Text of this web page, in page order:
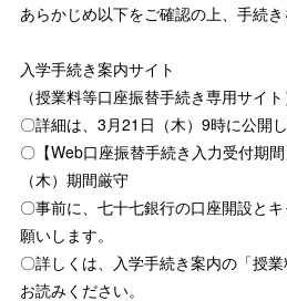
あらかじめ以下をご確認の上、手続き
入学手続き案内サイト
（授業料等口座振替手続き専用サイト
〇詳細は、3月21日（木）9時に公開し
〇【Web口座振替手続き入力受付期
（木）期間厳守
〇事前に、七十七銀行の口座開設と
願いします。
〇詳しくは、入学手続き案内の「授業
お読みください。